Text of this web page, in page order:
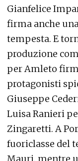
Gianfelice
firma anche
tempesta. E
produzione
per Amleto
protagonisti
Giuseppe
Luisa Ranieri
Zingaretti. A
fuoriclasse del